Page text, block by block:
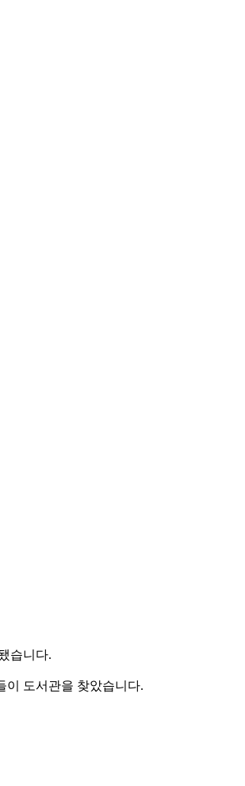
습니다.
이 도서관을 찾았습니다.